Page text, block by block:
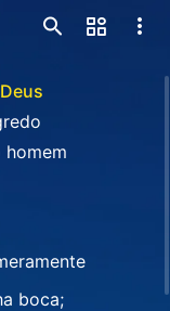
boca;